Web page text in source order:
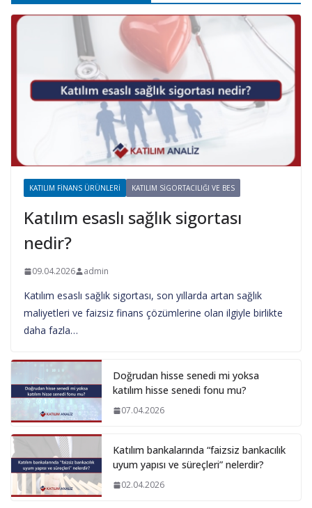
KATILIM FINANS ÜRÜNLERI KATILIM SIGORTACILIĞI VE BES
Katılım esaslı sağlık sigortası
nedir?
09.04.2026 admin
Katılım esaslı sağlık sigortası, son yıllarda artan sağlık
maliyetleri ve faizsiz finans çözümlerine olan ilgiyle birlikte
daha fazla…
Doğrudan hisse senedi mi yoksa
katılım hisse senedi fonu mu?
07.04.2026
Katılım bankalarında “faizsiz bankacılık
uyum yapısı ve süreçleri” nelerdir?
02.04.2026